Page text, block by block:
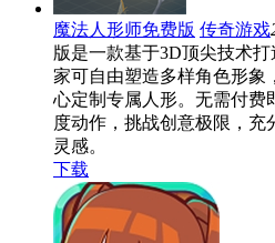
魔法人形师免费版 传奇游戏
版是一款基于3D顶尖技术
家可自由塑造多样角色形象
心定制专属人形。无需付费
度动作，挑战创意极限，
灵感。
下载